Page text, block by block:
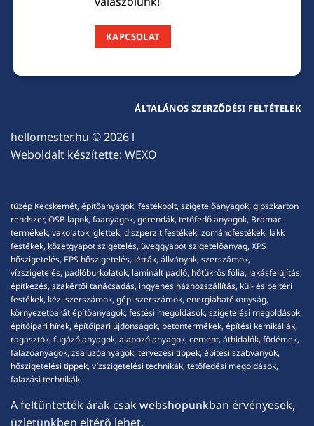
KAPCSOLAT
hellomester.hu © 2026 l
Weboldalt készítette: WEXO
ÁLTALÁNOS SZERZŐDÉSI FELTÉTELEK
tüzép Kecskemét, építőanyagok, festékbolt, szigetelőanyagok, gipszkarton
rendszer, OSB lapok, faanyagok, gerendák, tetőfedő anyagok, Bramac
termékek, vakolatok, glettek, diszperzit festékek, zománcfestékek, lakk
festékek, kőzetgyapot szigetelés, üveggyapot szigetelőanyag, XPS
hőszigetelés, EPS hőszigetelés, létrák, állványok, szerszámok,
vízszigetelés, padlóburkolatok, laminált padló, hőtükrös fólia, lakásfelújítás,
építkezés, szakértői tanácsadás, ingyenes házhozszállítás, kül- és beltéri
festékek, kézi szerszámok, gépi szerszámok, energiahatékonyság,
környezetbarát építőanyagok, festési megoldások, szigetelési megoldások,
építőipari hírek, építőipari újdonságok, betontermékek, építési kemikáliák,
ragasztók, fugázó anyagok, alapozó anyagok, cement, áthidalók, födémek,
falazóanyagok, zsaluzóanyagok, tervezési tippek, építési szabványok,
hőszigetelési tippek, vízszigetelési technikák, tetőfedési megoldások,
falazási technikák
A feltüntették árak csak webshopunkban érvényesek,
üzletünkben eltérő lehet.